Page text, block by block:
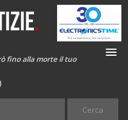
fino alla morte il tuo